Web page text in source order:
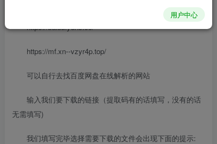
https://baidu.ydns.cc/
https://mf.xn--vzyr4p.top/
可以自行去找百度网盘在线解析的网站
输入我们要下载的链接（提取码有的话填写，没有的话
无需填写)
我们填写完毕选择需要下载的文件会出现下面的提示:
用户中心